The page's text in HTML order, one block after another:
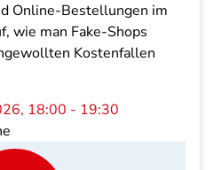
Online-Bestellungen im
wie man Fake-Shops
Kostenfallen
18:00 - 19:30